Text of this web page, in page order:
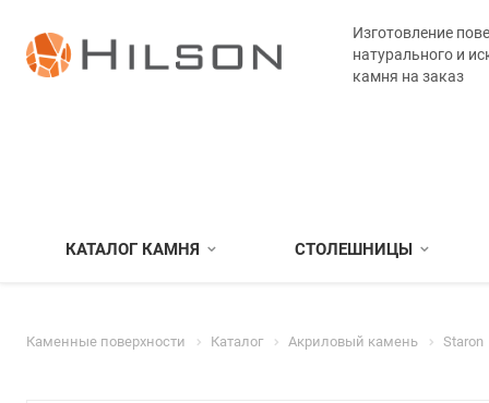
Изготовление
натурального и
камня на заказ
КАТАЛОГ КАМНЯ СТОЛЕШНИЦЫ
Каменные поверхности Каталог Акриловый камень Staron